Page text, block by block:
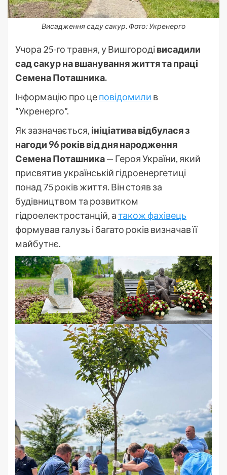
Висадження саду сакур. Фото: Укренерго
Учора 25-го травня, у Вишгороді висадили
сад сакур на вшанування життя та праці
Семена Поташника.
Інформацію про цеповідомили в
“Укренерго”.
Як зазначається, ініціатива відбулася з
нагоди 96 років від дня народження
Семена Поташника— Героя України, який
присвятив українській гідроенергетиці
понад 75 років життя. Він стояв за
будівництвом та розвитком
гідроелектростанцій, атакож фахівець
формував галузь і багато років визначав її
майбутнє.